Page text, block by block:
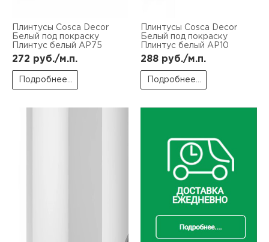
Плинтусы Cosca Decor
Белый под покраску
Плинтус белый AP75
272 руб./м.п.
Подробнее...
Плинтусы Cosca Decor
Белый под покраску
Плинтус белый AP10
288 руб./м.п.
Подробнее...